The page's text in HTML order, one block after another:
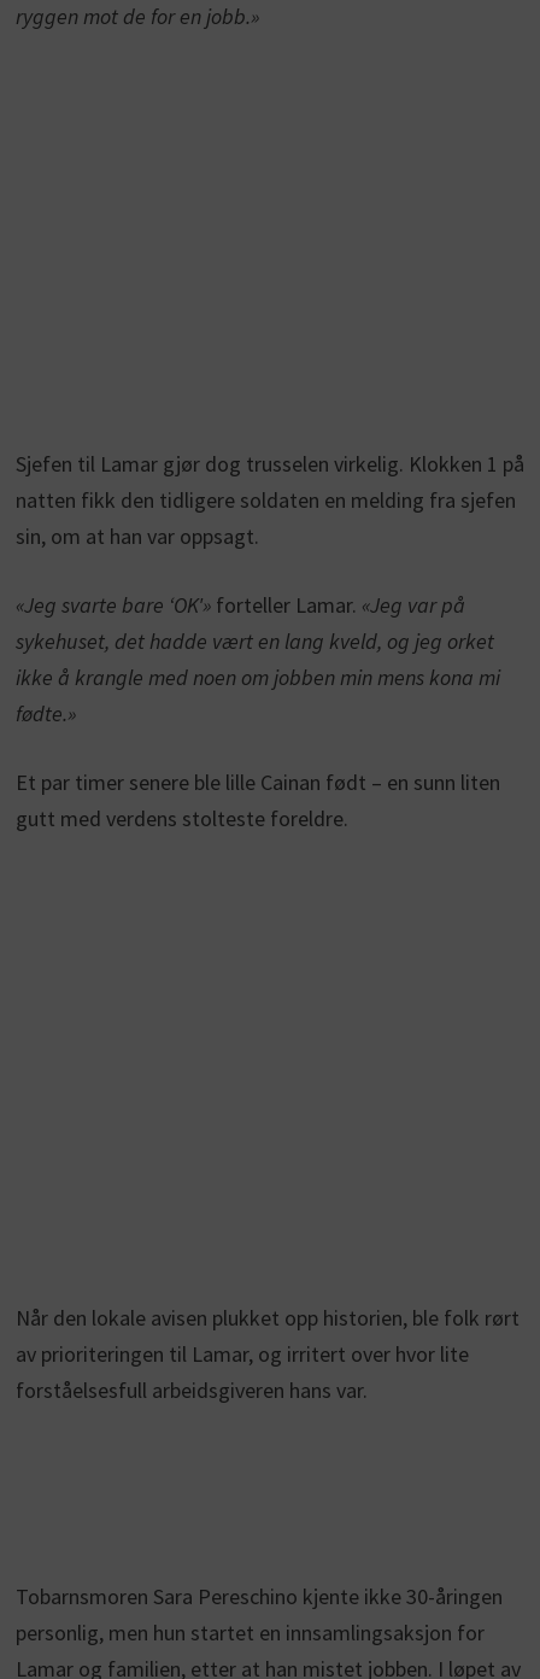
ryggen mot de for en jobb.»
Sjefen til Lamar gjør dog trusselen virkelig. Klokken 1 på
natten fikk den tidligere soldaten en melding fra sjefen
sin, om at han var oppsagt.
«Jeg svarte bare ‘OK'»forteller Lamar. «Jeg var på
sykehuset, det hadde vært en lang kveld, og jeg orket
ikke å krangle med noen om jobben min mens kona mi
fødte.»
Et par timer senere ble lille Cainan født – en sunn liten
gutt med verdens stolteste foreldre.
Når den lokale avisen plukket opp historien, ble folk rørt
av prioriteringen til Lamar, og irritert over hvor lite
forståelsesfull arbeidsgiveren hans var.
Tobarnsmoren Sara Pereschino kjente ikke 30-åringen
personlig, men hun startet en innsamlingsaksjon for
Lamar og familien, etter at han mistet jobben. I løpet av